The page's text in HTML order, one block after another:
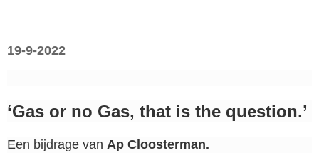
19-9-2022
‘Gas or no Gas, that is the question.’
Een bijdrage van Ap Cloosterman.